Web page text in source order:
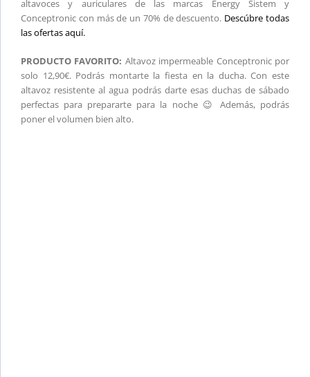
altavoces y auriculares de las marcas Energy Sistem y
Conceptronic con más de un 70% de descuento. Descúbre todas
las ofertas aquí.
PRODUCTO FAVORITO: Altavoz impermeable Conceptronic por
solo 12,90€. Podrás montarte la fiesta en la ducha. Con este
altavoz resistente al agua podrás darte esas duchas de sábado
perfectas para prepararte para la noche 😉 Además, podrás
poner el volumen bien alto.